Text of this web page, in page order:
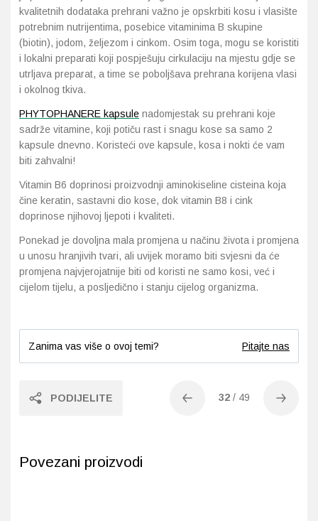
kvalitetnih dodataka prehrani važno je opskrbiti kosu i vlasište
potrebnim nutrijentima, posebice vitaminima B skupine
(biotin), jodom, željezom i cinkom. Osim toga, mogu se koristiti
i lokalni preparati koji pospješuju cirkulaciju na mjestu gdje se
utrljava preparat, a time se poboljšava prehrana korijena vlasi
i okolnog tkiva.
PHYTOPHANERE kapsule nadomjestak su prehrani koje
sadrže vitamine, koji potiču rast i snagu kose sa samo 2
kapsule dnevno. Koristeći ove kapsule, kosa i nokti će vam
biti zahvalni!
Vitamin B6 doprinosi proizvodnji aminokiseline cisteina koja
čine keratin, sastavni dio kose, dok vitamin B8 i cink
doprinose njihovoj ljepoti i kvaliteti.
Ponekad je dovoljna mala promjena u načinu života i promjena
u unosu hranjivih tvari, ali uvijek moramo biti svjesni da će
promjena najvjerojatnije biti od koristi ne samo kosi, već i
cijelom tijelu, a posljedično i stanju cijelog organizma.
Zanima vas više o ovoj temi? Pitajte nas
PODIJELITE 32 / 49
Povezani proizvodi